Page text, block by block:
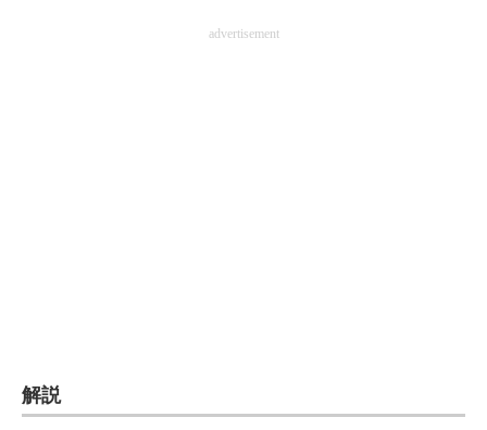
エレクトロニクス専門サイト
advertisement
解説